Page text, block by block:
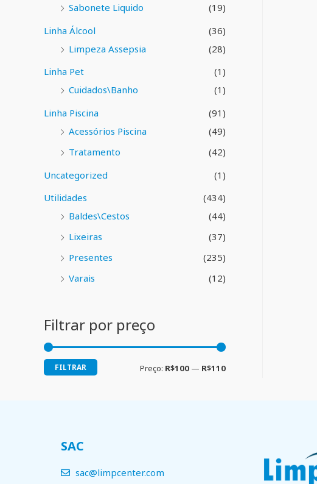
Sabonete Liquido
(19)
Linha Álcool
(36)
Limpeza Assepsia
(28)
Linha Pet
(1)
Cuidados\Banho
(1)
Linha Piscina
(91)
Acessórios Piscina
(49)
Tratamento
(42)
Uncategorized
(1)
Utilidades
(434)
Baldes\Cestos
(44)
Lixeiras
(37)
Presentes
(235)
Varais
(12)
Filtrar por preço
FILTRAR Preço: R$100 — R$110
SAC
sac@limpcenter.com